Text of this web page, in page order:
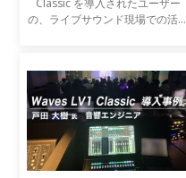
Classic を導入されたユーザー
の、ライブサウンド現場での活用